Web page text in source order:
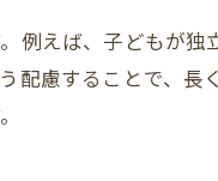
例えば、子どもが
配慮することで、